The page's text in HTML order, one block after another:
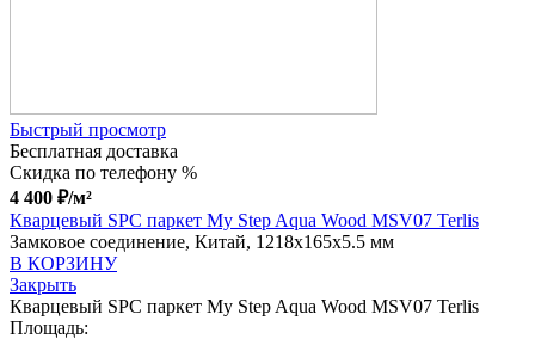
Быстрый просмотр
Бесплатная доставка
Скидка по телефону %
4 400 ₽/м²
Кварцевый SPC паркет My Step Aqua Wood MSV07 Terlis
Замковое соединение, Китай, 1218x165x5.5 мм
В КОРЗИНУ
Закрыть
Кварцевый SPC паркет My Step Aqua Wood MSV07 Terlis
Площадь: